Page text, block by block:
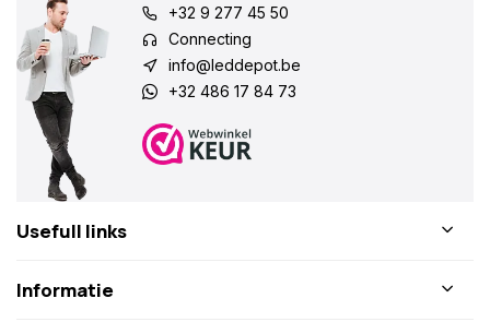
+32 9 277 45 50
Connecting
info@leddepot.be
+32 486 17 84 73
Usefull links
Informatie